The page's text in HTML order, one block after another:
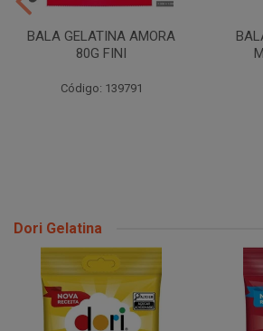
BALA GELATINA AMORA
80G FINI
Código: 139791
Dori Gelatina